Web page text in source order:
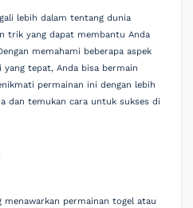
lebih dalam tentang dunia
trik yang dapat membantu Anda
memahami beberapa aspek
tepat, Anda bisa bermain
permainan ini dengan lebih
dan temukan cara untuk sukses di
permainan togel atau